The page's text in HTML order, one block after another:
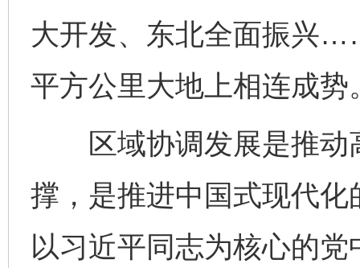
大开发、东北全面振兴
平方公里大地上相连成势
区域协调发展是推动
撑，是推进中国式现代化
以习近平同志为核心的